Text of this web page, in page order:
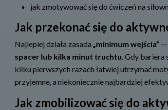
jak zmotywować się do ćwiczeń na
Jak przekonać się do
Najlepiej działa zasada „minimum wejścia” —
spacer lub kilka minut truchtu . Gdy
kilku pierwszych razach łatwiej utrzymać
przyjemne, a niekoniecznie najbardziej
Jak zmobilizować się do